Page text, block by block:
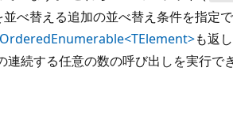
べ替える追加の並べ替え条件を指定で
も返
連続する任意の数の呼び出しを実行で